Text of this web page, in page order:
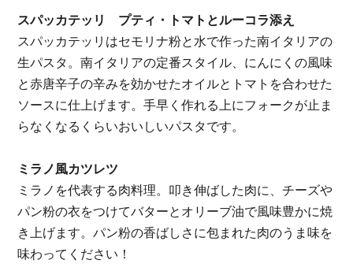
スパッカテッリ プティ・トマトとルーコラ添え
スパッカテッリはセモリナ粉と水で作った南イタリアの
生パスタ。南イタリアの定番スタイル、にんにくの風味
と赤唐辛子の辛みを効かせたオイルとトマトを合わせた
ソースに仕上げます。手早く作れる上にフォークが止ま
らなくなるくらいおいしいパスタです。
ミラノ風カツレツ
ミラノを代表する肉料理。叩き伸ばした肉に、チーズや
パン粉の衣をつけてバターとオリーブ油で風味豊かに焼
き上げます。パン粉の香ばしさに包まれた肉のうま味を
味わってください！